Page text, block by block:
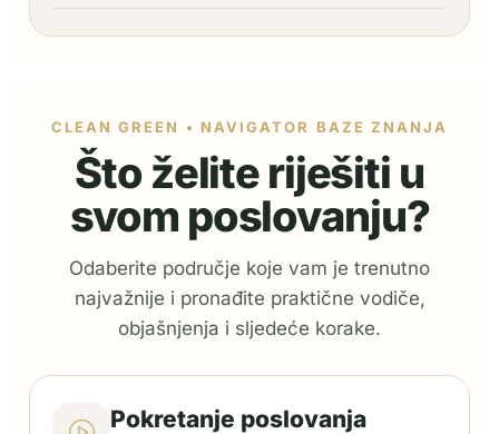
CLEAN GREEN • NAVIGATOR BAZE ZNANJA
Što želite riješiti u
svom poslovanju?
Odaberite područje koje vam je trenutno
najvažnije i pronađite praktične vodiče,
objašnjenja i sljedeće korake.
Pokretanje poslovanja